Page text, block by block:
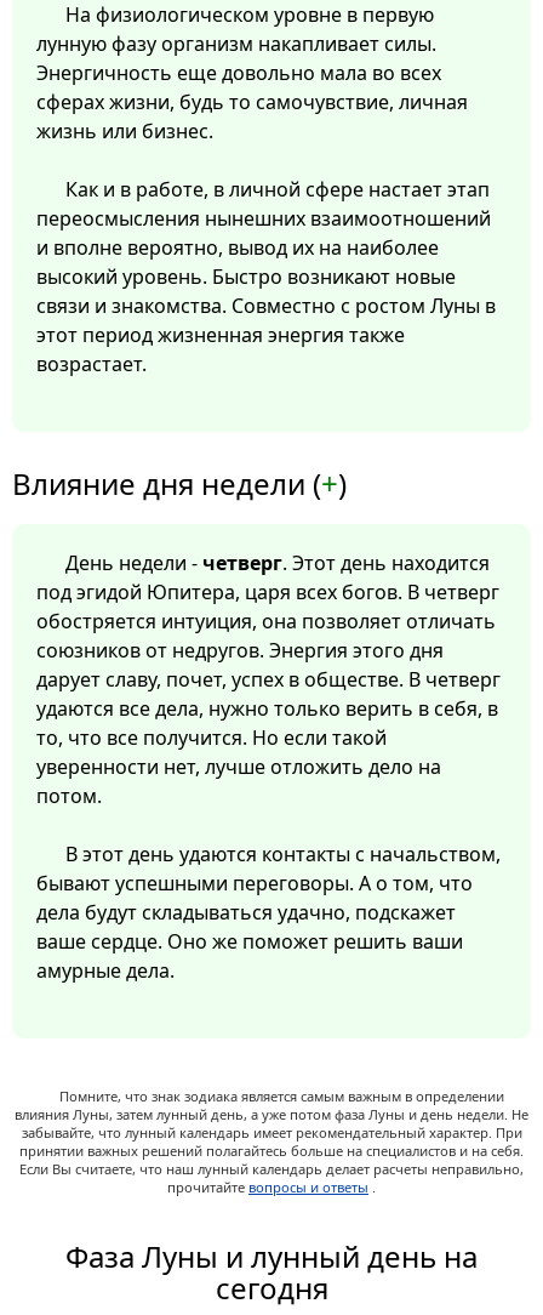
На физиологическом уровне в первую
лунную фазу организм накапливает силы.
Энергичность еще довольно мала во всех
сферах жизни, будь то самочувствие, личная
жизнь или бизнес.
Как и в работе, в личной сфере настает этап
переосмысления нынешних взаимоотношений
и вполне вероятно, вывод их на наиболее
высокий уровень. Быстро возникают новые
связи и знакомства. Совместно с ростом Луны в
этот период жизненная энергия также
возрастает.
Влияние дня недели (+)
День недели - четверг. Этот день находится
под эгидой Юпитера, царя всех богов. В четверг
обостряется интуиция, она позволяет отличать
союзников от недругов. Энергия этого дня
дарует славу, почет, успех в обществе. В четверг
удаются все дела, нужно только верить в себя, в
то, что все получится. Но если такой
уверенности нет, лучше отложить дело на
потом.
В этот день удаются контакты с начальством,
бывают успешными переговоры. А о том, что
дела будут складываться удачно, подскажет
ваше сердце. Оно же поможет решить ваши
амурные дела.
Помните, что знак зодиака является самым важным в определении
влияния Луны, затем лунный день, а уже потом фаза Луны и день недели. Не
забывайте, что лунный календарь имеет рекомендательный характер. При
принятии важных решений полагайтесь больше на специалистов и на себя.
Если Вы считаете, что наш лунный календарь делает расчеты неправильно,
прочитайте вопросы и ответы .
Фаза Луны и лунный день на
сегодня